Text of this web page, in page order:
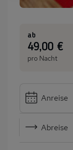
ab
:49,00 €
pro Nacht
Anreise
Abreise